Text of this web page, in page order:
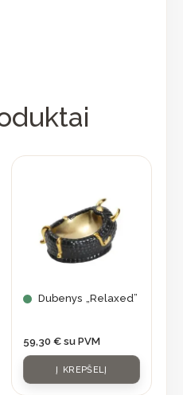
Dubenys „Relaxed”
59,30 € su PVM
Į KREPŠELĮ